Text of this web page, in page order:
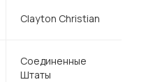
Clayton Christian
Соединенные
Штаты